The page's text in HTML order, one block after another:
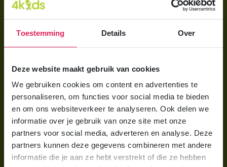
Toestemming Details Over
Deze website maakt gebruik van cookies
We gebruiken cookies om content en advertenties te
personaliseren, om functies voor social media te bieden
en om ons websiteverkeer te analyseren. Ook delen we
informatie over je gebruik van onze site met onze
partners voor social media, adverteren en analyse. Deze
partners kunnen deze gegevens combineren met andere
informatie die je aan ze hebt verstrekt of die ze hebben
Direct regelen
Brochure aanvragen
Voor ouders
Wat is gastouderopvang?
Wat kost een gastouder?
Hoe vind ik een gastouder?